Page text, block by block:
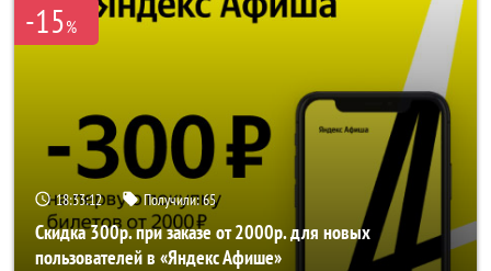
-15%
18:33:11 Получили:65
Скидка 300р. при заказе от 2000р. для новых
пользователей в «Яндекс Афише»